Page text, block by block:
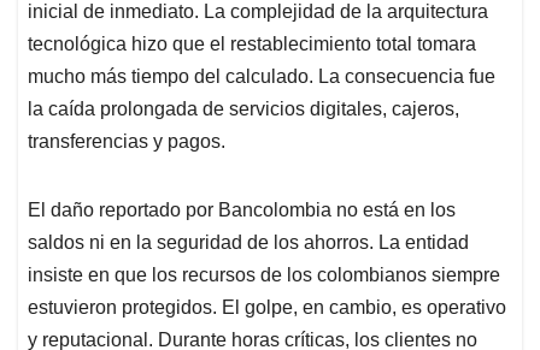
inicial de inmediato. La complejidad de la arquitectura
tecnológica hizo que el restablecimiento total tomara
mucho más tiempo del calculado. La consecuencia fue
la caída prolongada de servicios digitales, cajeros,
transferencias y pagos.
El daño reportado por Bancolombia no está en los
saldos ni en la seguridad de los ahorros. La entidad
insiste en que los recursos de los colombianos siempre
estuvieron protegidos. El golpe, en cambio, es operativo
y reputacional. Durante horas críticas, los clientes no